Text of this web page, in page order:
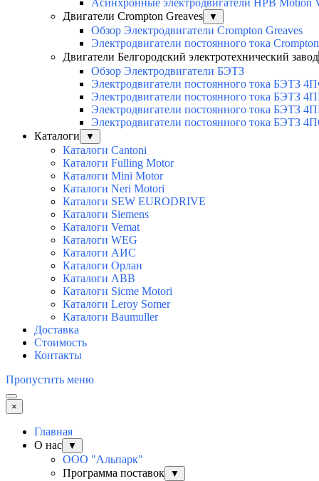
Асинхронные электродвигатели HPB Motion
Двигатели Crompton Greaves
▼
Обзор Электродвигатели Crompton Greaves
Электродвигатели постоянного тока
Двигатели Белгородский электротехнический завод
Обзор Электродвигатели БЭТЗ
Электродвигатели постоянного тока БЭТЗ
Электродвигатели постоянного тока БЭТЗ
Электродвигатели постоянного тока БЭТЗ
Электродвигатели постоянного тока БЭТЗ
Каталоги
▼
Каталоги Cantoni
Каталоги Fulling Motor
Каталоги Mini Motor
Каталоги Neri Motori
Каталоги SEW EURODRIVE
Каталоги Siemens
Каталоги Vemat
Каталоги WEG
Каталоги АИС
Каталоги Орлан
Каталоги ABB
Каталоги Sicme Motori
Каталоги Leroy Somer
Каталоги Baumuller
Доставка
Стоимость
Контакты
Пропустить меню
×
Главная
О нас
▼
ООО "Альпарк"
Программа поставок
▼